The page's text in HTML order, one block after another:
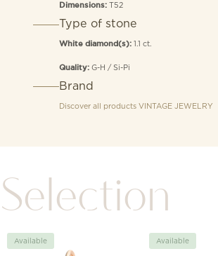
Dimensions: T52
Type of stone
White diamond(s): 1.1 ct.
Quality: G-H / Si-Pi
Brand
Discover all products VINTAGE JEWELRY
Selection
Available Available